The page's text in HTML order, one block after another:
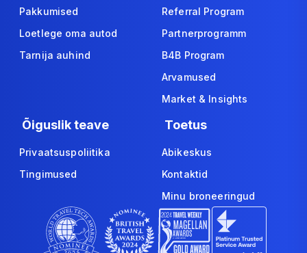
Pakkumised
Loetlege oma autod
Tarnija auhind
Referral Program
Partnerprogramm
B4B Program
Arvamused
Market & Insights
Õiguslik teave
Privaatsuspoliitika
Tingimused
Toetus
Abikeskus
Kontaktid
Minu broneeringud